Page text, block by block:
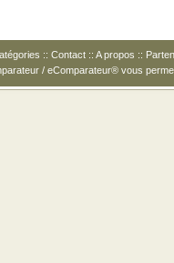
:: Contact :: A propos ::
/ eComparateur® vous